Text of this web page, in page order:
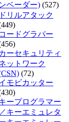
ンベーダー) (527)
ドリルアタック
コードグラバー
カーセキュリティ
ットワーク
(72)
モビカッター
ープログラマー
／キーエミュレタ